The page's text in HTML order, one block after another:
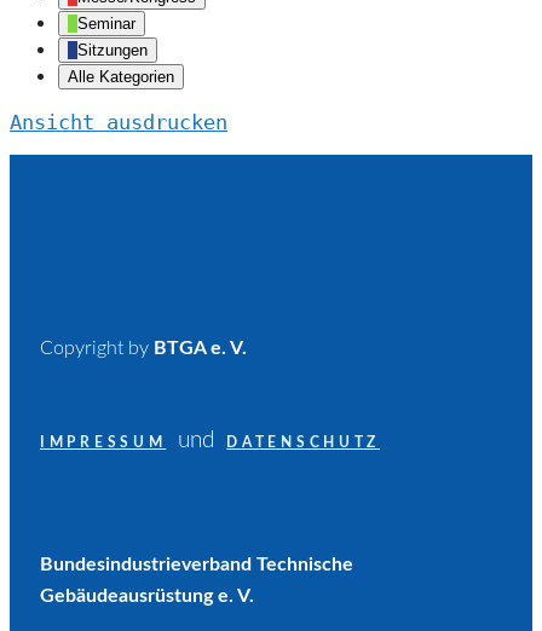
Seminar
Sitzungen
Alle Kategorien
Ansicht ausdrucken
Copyright by BTGA e. V.
IMPRESSUM und DATENSCHUTZ
Bundesindustrieverband Technische
Gebäudeausrüstung e. V.